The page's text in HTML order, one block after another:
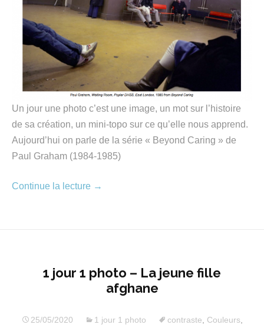
Un jour une photo c’est une image, un mot sur l’histoire
de sa création, un mini-topo sur ce qu’elle nous apprend.
Aujourd’hui on parle de la série « Beyond Caring » de
Paul Graham (1984-1985)
Continue la lecture →
1 jour 1 photo – La jeune fille
afghane
25/05/2020 1 jour 1 photo contraste Couleurs